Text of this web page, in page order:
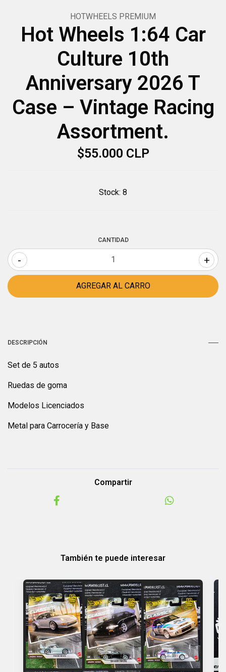
HOTWHEELS PREMIUM
Hot Wheels 1:64 Car
Culture 10th
Anniversary 2026 T
Case – Vintage Racing
Assortment.
$55.000 CLP
Stock: 8
CANTIDAD
- +
DESCRIPCIÓN
Set de 5 autos
Ruedas de goma
Modelos Licenciados
Metal para Carrocería y Base
Compartir
También te puede interesar